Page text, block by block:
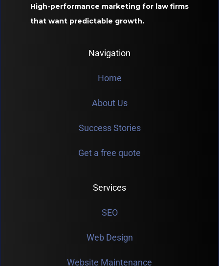
High-performance marketing for law firms
that want predictable growth.
Navigation
Home
About Us
Success Stories
Get a free quote
Services
SEO
Web Design
Website Maintenance